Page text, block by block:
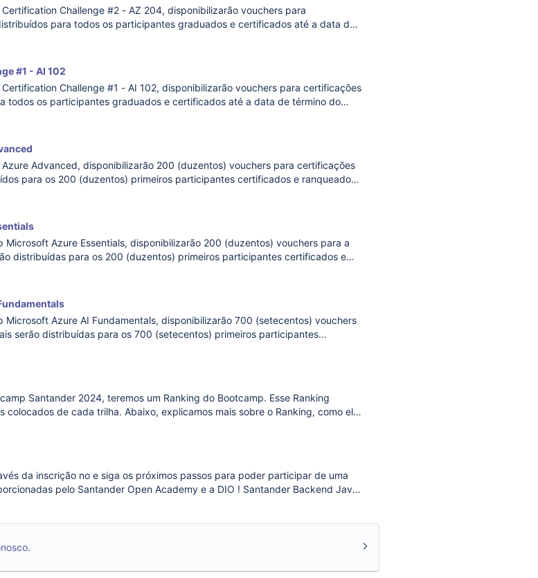
Challenge #2 - AZ 204, disponibilizarão vouchers para
para todos os participantes graduados e certificados até a data de
#1 - AI 102
Challenge #1 - AI 102, disponibilizarão vouchers para certificações
todos os participantes graduados e certificados até a data de término do
Advanced, disponibilizarão 200 (duzentos) vouchers para certificações
para os 200 (duzentos) primeiros participantes certificados e ranqueados
Azure Essentials, disponibilizarão 200 (duzentos) vouchers para a
distribuídas para os 200 (duzentos) primeiros participantes certificados e
Microsoft Azure AI Fundamentals, disponibilizarão 700 (setecentos) vouchers
serão distribuídas para os 700 (setecentos) primeiros participantes
Santander 2024, teremos um Ranking do Bootcamp. Esse Ranking
colocados de cada trilha. Abaixo, explicamos mais sobre o Ranking, como ele
passos para poder participar de uma
pelo Santander Open Academy e a DIO ! Santander Backend Java